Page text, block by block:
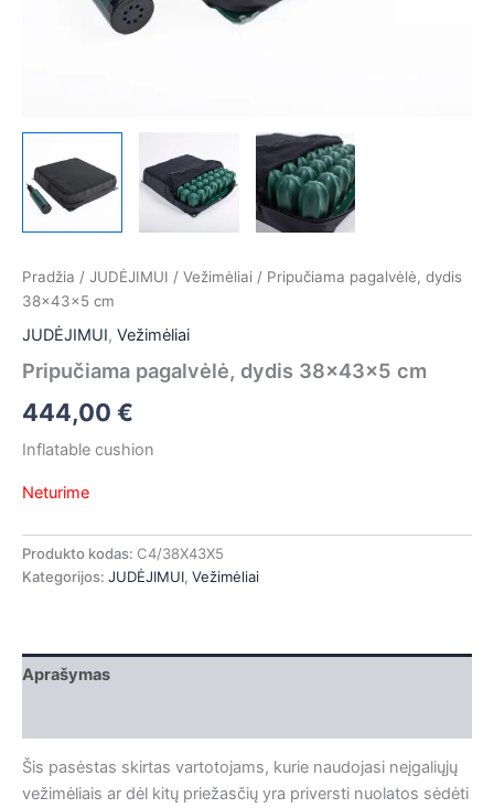
Pradžia / JUDĖJIMUI / Vežimėliai / Pripučiama pagalvėlė, dydis
38x43x5 cm
JUDĖJIMUI, Vežimėliai
Pripučiama pagalvėlė, dydis 38x43x5 cm
444,00 €
Inflatable cushion
Neturime
Produkto kodas: C4/38X43X5
Kategorijos: JUDĖJIMUI, Vežimėliai
Aprašymas
Šis pasėstas skirtas vartotojams, kurie naudojasi neįgaliųjų
vežimėliais ar dėl kitų priežasčių yra priversti nuolatos sėdėti